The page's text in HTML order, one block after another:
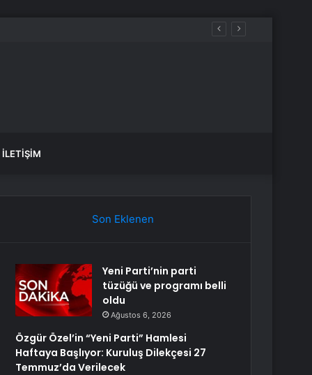
Verilecek
İLETIŞIM
Son Eklenen
Yeni Parti’nin parti
tüzüğü ve programı belli
oldu
Ağustos 6, 2026
Özgür Özel’in “Yeni Parti” Hamlesi
Haftaya Başlıyor: Kuruluş Dilekçesi 27
Temmuz’da Verilecek